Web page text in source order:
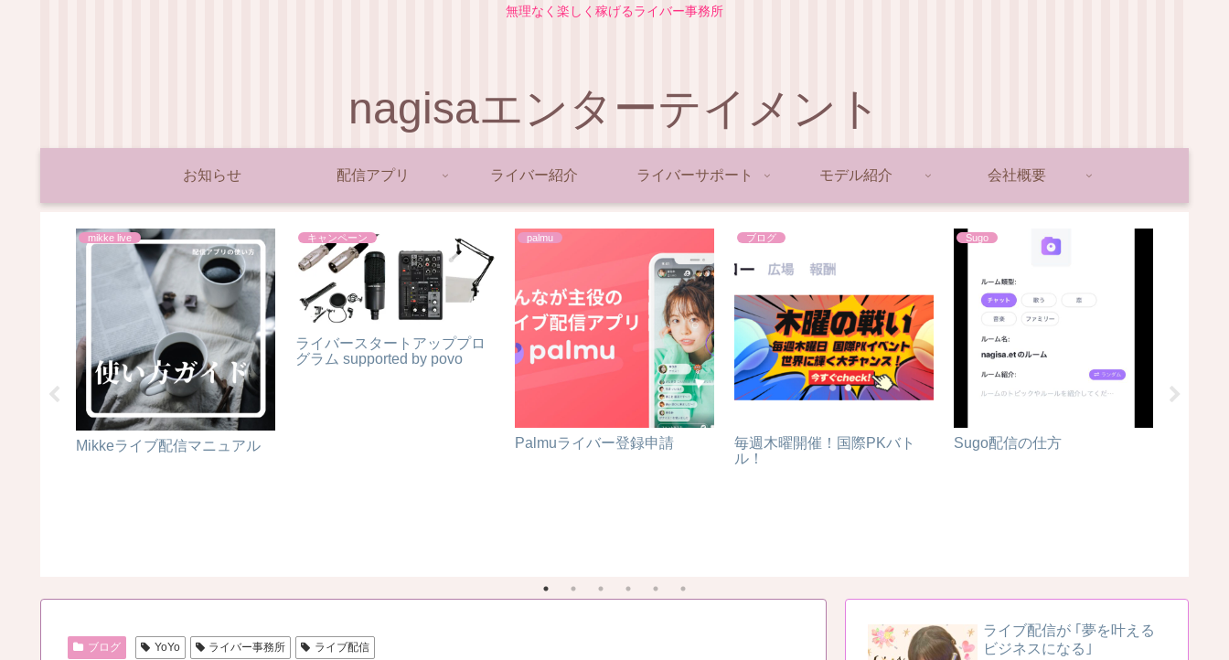
無理なく楽しく稼げるライバー事務所
nagisaエンターテイメント
お知らせ 配信アプリ ライバー紹介 ライバーサポート モデル紹介 会社概要
mikke live
Mikkeライブ配信マニュアル
キャンペーン
ライバースタートアッププロ
グラム supported by povo
palmu
Palmuライバー登録申請
ブログ
毎週木曜開催！国際PKバト
ル！
Sugo
Sugo配信の仕方
ブログ YoYo ライバー事務所 ライブ配信
ライブ配信が ｢夢を叶える
ビジネスになる｣